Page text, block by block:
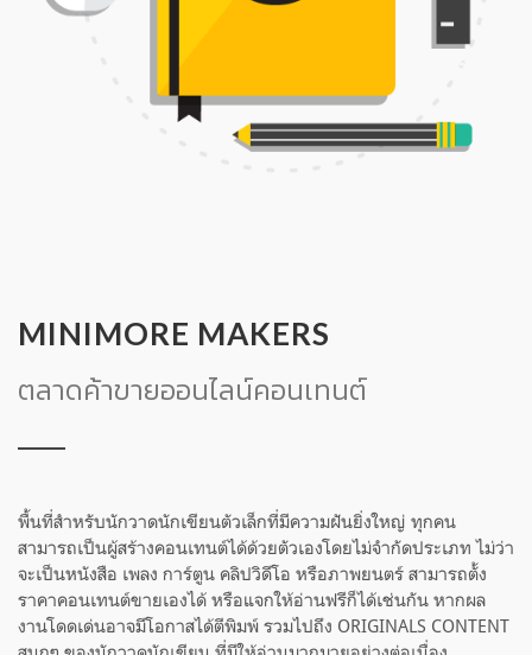
MINIMORE MAKERS
ตลาดค้าขายออนไลน์คอนเทนต์
พื้นที่สำหรับนักวาดนักเขียนตัวเล็กที่มีความฝันยิ่งใหญ่ ทุกคน
สามารถเป็นผู้สร้างคอนเทนต์ได้ด้วยตัวเองโดยไม่จำกัดประเภท ไม่ว่า
จะเป็นหนังสือ เพลง การ์ตูน คลิปวิดีโอ หรือภาพยนตร์ สามารถตั้ง
ราคาคอนเทนต์ขายเองได้ หรือแจกให้อ่านฟรีก็ได้เช่นกัน หากผล
งานโดดเด่นอาจมีโอกาสได้ตีพิมพ์ รวมไปถึง ORIGINALS CONTENT